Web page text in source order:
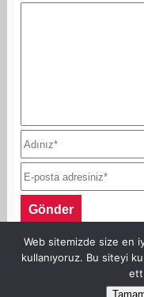
©Copyright
Web sitemizde size en
kullanıyoruz. Bu siteyi